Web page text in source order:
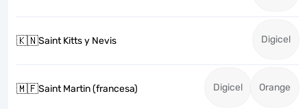
🇰🇳Saint Kitts y Nevis Digicel
🇲🇫Saint Martin (francesa) Digicel Orange